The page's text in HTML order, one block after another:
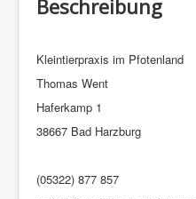
Beschreibung
Kleintierpraxis im Pfotenland
Thomas Went
Haferkamp 1
38667 Bad Harzburg
(05322) 877 857